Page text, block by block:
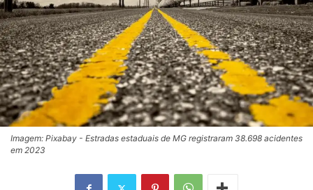
Imagem: Pixabay - Estradas estaduais de MG registraram 38.698 acidentes
em 2023